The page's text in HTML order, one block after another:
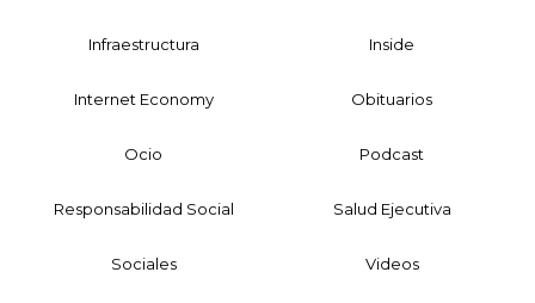
Infraestructura Inside
Internet Economy Obituarios
Ocio Podcast
Responsabilidad Social Salud Ejecutiva
Sociales Videos